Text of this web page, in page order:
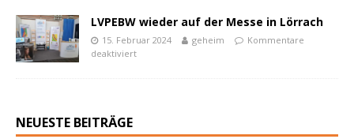
LVPEBW wieder auf der Messe in Lörrach
15. Februar 2024 geheim
Kommentare
deaktiviert
NEUESTE BEITRÄGE